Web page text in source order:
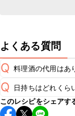
よくある質問
Q 料理酒の代用はあ
A
Q 日持ちはどれくら
保存期間は冷蔵で
このレシピをシェアす